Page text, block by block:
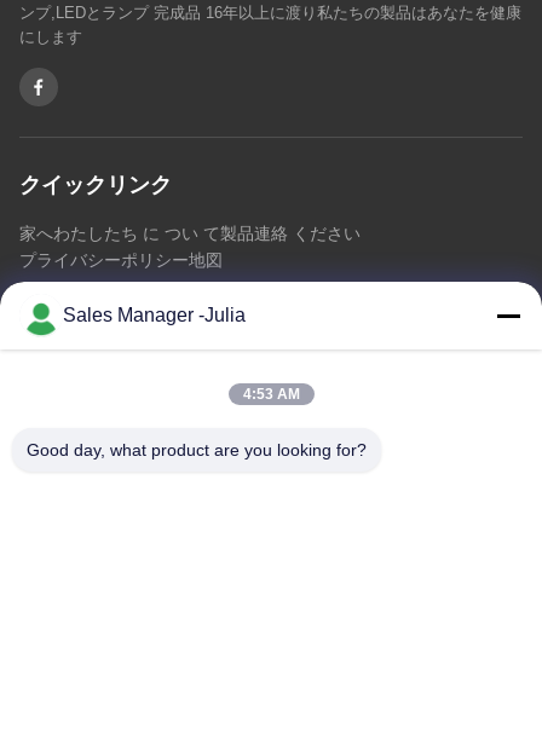
ンプ,LEDとランプ 完成品 16年以上に渡り私たちの製品はあなたを健康
にします
クイックリンク
家へわたしたち に つい て製品連絡 ください
プライバシーポリシー地図
連絡 ください
アドレス:: 床8/9の範囲、No2 Dezhengの道、ShiLongZaiのコ
るA2 ZhongTai情報工業団地
Sales Manager -Julia
4:53 AM
Good day, what product are you looking for?